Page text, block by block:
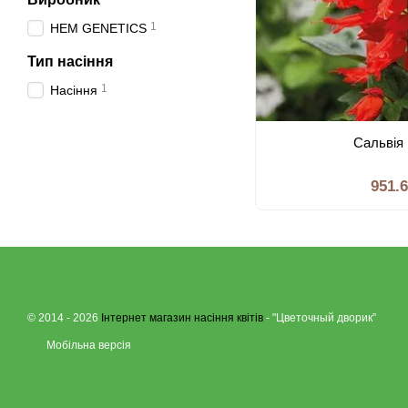
Сальвія
HEM GENETICS 1
Тип насiння
Насiння 1
© 2014 - 2026 Інтернет магазин насіння квітів - "Цветочный дворик”
Мобільна версія